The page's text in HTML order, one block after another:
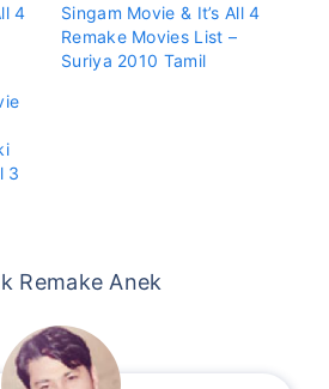
4
Singam Movie & It’s All 4
Remake Movies List –
Suriya 2010 Tamil
3
Remake Anek